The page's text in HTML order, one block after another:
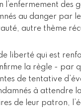
l’enfermement des
au danger par
autre thème
liberté qui est
la règle - par
de tentative
à attendre la
de leur patron,